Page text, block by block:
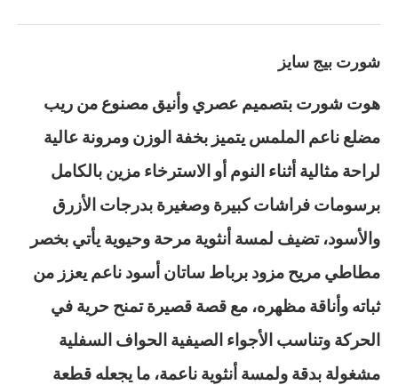
شورت بيج سايز
هوت شورت بتصميم عصري وأنيق مصنوع من ريب
مضلع ناعم الملمس يتميز بخفة الوزن ومرونة عالية
لراحة مثالية أثناء النوم أو الاسترخاء مزين بالكامل
برسومات فراشات كبيرة وصغيرة بدرجات الأزرق
والأسود، تضيف لمسة أنثوية مرحة وحيوية يأتي بخصر
مطاطي مريح مزود برباط ساتان أسود ناعم يعزز من
ثباته وأناقة مظهره، مع قصة قصيرة تمنح حرية في
الحركة وتناسب الأجواء الصيفية الحواف السفلية
مشغولة بدقة ولمسة أنثوية ناعمة، ما يجعله قطعة